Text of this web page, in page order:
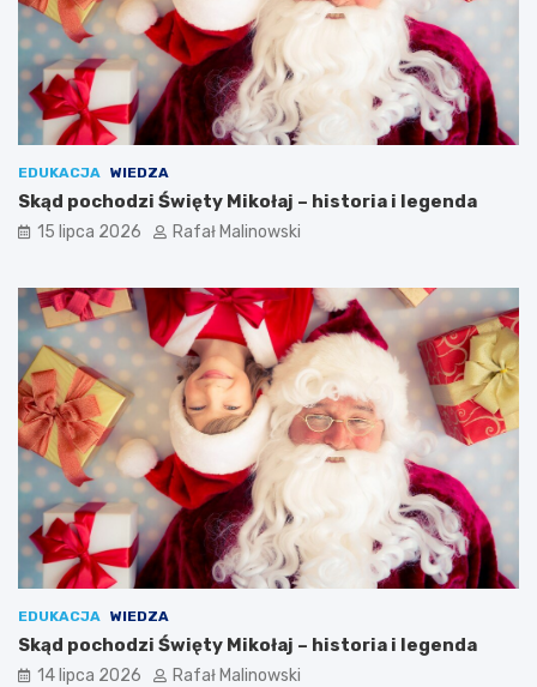
EDUKACJA WIEDZA
Skąd pochodzi Święty Mikołaj – historia i legenda
15 lipca 2026 Rafał Malinowski
EDUKACJA WIEDZA
Skąd pochodzi Święty Mikołaj – historia i legenda
14 lipca 2026 Rafał Malinowski